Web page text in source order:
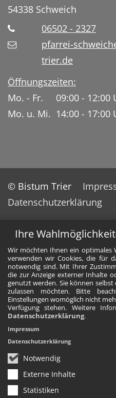
Ihre
Wir möchten Ihnen ein optimales
verwenden wir Cookies, die für
notwendig sind. Mit Ihrer
die zur Anzeige externer Inhalte
genutzt werden. Sie können selbst
zulassen möchten. Bitte
Einstellungen womöglich nicht
Verfügung stehen. Weitere
Datenschutzerklärung.
Notwendig
Externe Inhalte
Statistiken
Impressum
Datenschutzerklärung
54338 Schweich
06502 - 2327
pfarrei-
trier.de
Öffnungszeiten:
Mo. - Fr. 09:00 - 12:00
Mo. u. Mi. 14:00 - 17:00
© Bistum Trier
Datenschutzerklärung